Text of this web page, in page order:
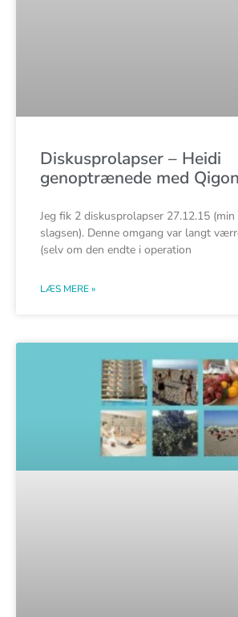
Diskusprolapser – Heidi
genoptrænede med
Jeg fik 2 diskusprolapser 27.12.15
slagsen). Denne omgang var langt
(selv om den endte i operation
LÆS MERE »